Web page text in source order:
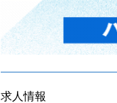
求人情報